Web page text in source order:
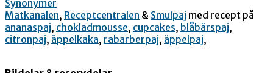
Synonymer
Matkanalen, Receptcentralen & Smulpaj med recept på
ananaspaj, chokladmousse, cupcakes, blåbärspaj,
citronpaj, äppelkaka, rabarberpaj, äppelpaj,